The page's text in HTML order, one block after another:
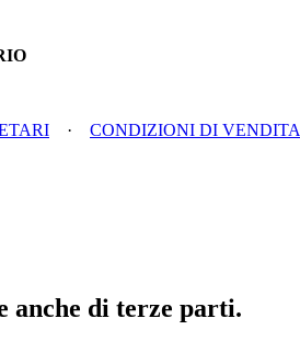
· CONDIZIONI DI VENDITA
anche di terze parti.